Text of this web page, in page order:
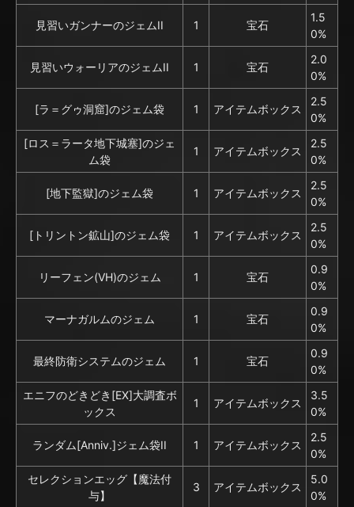
見習いガンナーのジェムII 1 宝石
1.5
0%
見習いウォーリアのジェムII 1 宝石
2.0
0%
[ラ＝グゥ洞窟]のジェム袋 1 アイテムボックス
2.5
0%
[ロス＝ラータ地下城塞]のジェ
ム袋
1 アイテムボックス
2.5
0%
[地下監獄]のジェム袋 1 アイテムボックス
2.5
0%
[トリントン鉱山]のジェム袋 1 アイテムボックス
2.5
0%
リーフェン(VH)のジェム 1 宝石
0.9
0%
マーナガルムのジェム 1 宝石
0.9
0%
最終防衛システムのジェム 1 宝石
0.9
0%
エニフのどきどき[EX]大調査ボ
ックス
1 アイテムボックス
3.5
0%
ランダム[Anniv.]ジェム袋II 1 アイテムボックス
2.5
0%
セレクションエッグ【魔法付
与】
3 アイテムボックス
5.0
0%